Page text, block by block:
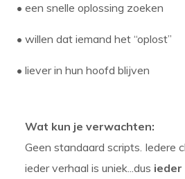
• een snelle oplossing zoeken
• willen dat iemand het “oplost”
• liever in hun hoofd blijven
Wat kun je verwachten:
Geen standaard scripts. Iedere
ieder verhaal is uniek...dus ieder